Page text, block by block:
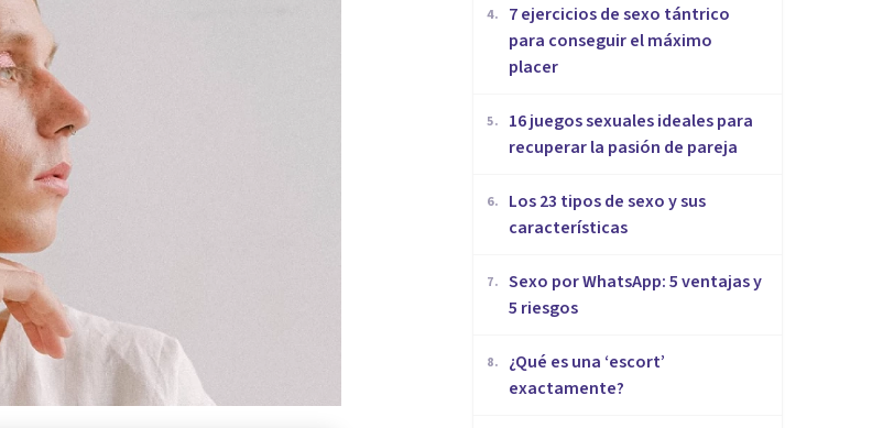
4.
7 ejercicios de sexo tántrico
para conseguir el máximo
placer
5.
16 juegos sexuales ideales para
recuperar la pasión de pareja
6.
Los 23 tipos de sexo y sus
características
7. Sexo por WhatsApp: 5 ventajas y
5 riesgos
8.
¿Qué es una ‘escort’
exactamente?